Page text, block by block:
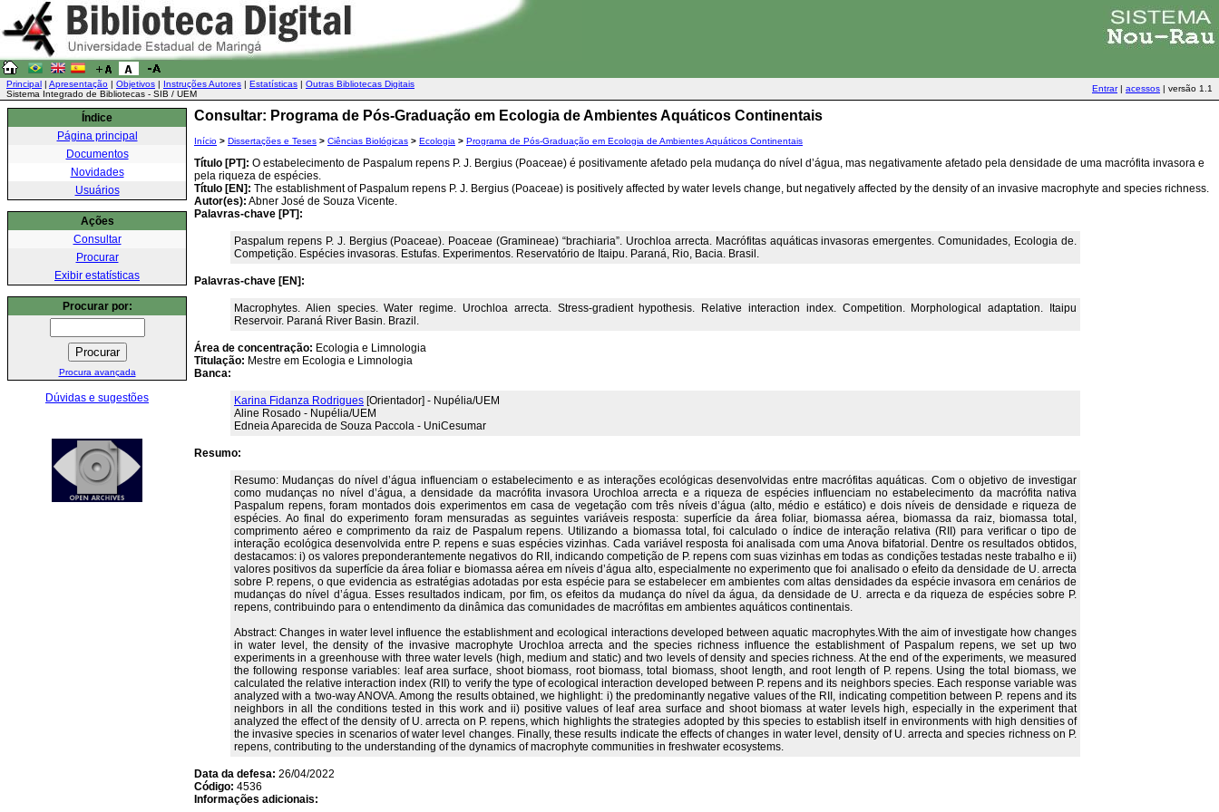
Principal | Apresentação | Objetivos | Instruções Autores | Estatísticas | Outras Bibliotecas Digitais
Sistema Integrado de Bibliotecas - SIB / UEM
Entrar| acessos | versão 1.1
Índice
Página principal
Documentos
Novidades
Usuários
Ações
Consultar
Procurar
Exibir estatísticas
Procurar por:
Procura avançada
Dúvidas e sugestões
Consultar: Programa de Pós-Graduação em Ecologia de Ambientes Aquáticos Continentais
Início > Dissertações e Teses > Ciências Biológicas > Ecologia > Programa de Pós-Graduação em Ecologia de Ambientes Aquáticos Continentais
Título [PT]: O estabelecimento de Paspalum repens P. J. Bergius (Poaceae) é positivamente afetado pela mudança do nível d’água, mas negativamente afetado pela densidade de uma macrófita invasora e
pela riqueza de espécies.
Título [EN]: The establishment of Paspalum repens P. J. Bergius (Poaceae) is positively affected by water levels change, but negatively affected by the density of an invasive macrophyte and species richness.
Autor(es): Abner José de Souza Vicente.
Palavras-chave [PT]:
Paspalum repens P. J. Bergius (Poaceae). Poaceae (Gramineae) “brachiaria”. Urochloa arrecta. Macrófitas aquáticas invasoras emergentes. Comunidades, Ecologia de.
Competição. Espécies invasoras. Estufas. Experimentos. Reservatório de Itaipu. Paraná, Rio, Bacia. Brasil.
Palavras-chave [EN]:
Macrophytes. Alien species. Water regime. Urochloa arrecta. Stress-gradient hypothesis. Relative interaction index. Competition. Morphological adaptation. Itaipu
Reservoir. Paraná River Basin. Brazil.
Área de concentração: Ecologia e Limnologia
Titulação: Mestre em Ecologia e Limnologia
Banca:
Karina Fidanza Rodrigues [Orientador] - Nupélia/UEM
Aline Rosado - Nupélia/UEM
Edneia Aparecida de Souza Paccola - UniCesumar
Resumo:
Resumo: Mudanças do nível d’água influenciam o estabelecimento e as interações ecológicas desenvolvidas entre macrófitas aquáticas. Com o objetivo de investigar
como mudanças no nível d’água, a densidade da macrófita invasora Urochloa arrecta e a riqueza de espécies influenciam no estabelecimento da macrófita nativa
Paspalum repens, foram montados dois experimentos em casa de vegetação com três níveis d’água (alto, médio e estático) e dois níveis de densidade e riqueza de
espécies. Ao final do experimento foram mensuradas as seguintes variáveis resposta: superfície da área foliar, biomassa aérea, biomassa da raiz, biomassa total,
comprimento aéreo e comprimento da raiz de Paspalum repens. Utilizando a biomassa total, foi calculado o índice de interação relativa (RII) para verificar o tipo de
interação ecológica desenvolvida entre P. repens e suas espécies vizinhas. Cada variável resposta foi analisada com uma Anova bifatorial. Dentre os resultados obtidos,
destacamos: i) os valores preponderantemente negativos do RII, indicando competição de P. repens com suas vizinhas em todas as condições testadas neste trabalho e ii)
valores positivos da superfície da área foliar e biomassa aérea em níveis d’água alto, especialmente no experimento que foi analisado o efeito da densidade de U. arrecta
sobre P. repens, o que evidencia as estratégias adotadas por esta espécie para se estabelecer em ambientes com altas densidades da espécie invasora em cenários de
mudanças do nível d’água. Esses resultados indicam, por fim, os efeitos da mudança do nível da água, da densidade de U. arrecta e da riqueza de espécies sobre P.
repens, contribuindo para o entendimento da dinâmica das comunidades de macrófitas em ambientes aquáticos continentais.
Abstract: Changes in water level influence the establishment and ecological interactions developed between aquatic macrophytes.With the aim of investigate how changes
in water level, the density of the invasive macrophyte Urochloa arrecta and the species richness influence the establishment of Paspalum repens, we set up two
experiments in a greenhouse with three water levels (high, medium and static) and two levels of density and species richness. At the end of the experiments, we measured
the following response variables: leaf area surface, shoot biomass, root biomass, total biomass, shoot length, and root length of P. repens. Using the total biomass, we
calculated the relative interaction index (RII) to verify the type of ecological interaction developed between P. repens and its neighbors species. Each response variable was
analyzed with a two-way ANOVA. Among the results obtained, we highlight: i) the predominantly negative values of the RII, indicating competition between P. repens and its
neighbors in all the conditions tested in this work and ii) positive values of leaf area surface and shoot biomass at water levels high, especially in the experiment that
analyzed the effect of the density of U. arrecta on P. repens, which highlights the strategies adopted by this species to establish itself in environments with high densities of
the invasive species in scenarios of water level changes. Finally, these results indicate the effects of changes in water level, density of U. arrecta and species richness on P.
repens, contributing to the understanding of the dynamics of macrophyte communities in freshwater ecosystems.
Data da defesa: 26/04/2022
Código: 4536
Informações adicionais: